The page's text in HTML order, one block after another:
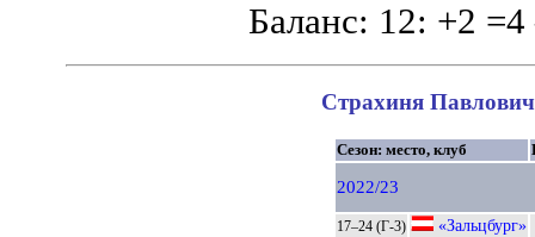
Баланс: 12: +2 =4
Страхиня
Сезон: место, клуб
2022/23
17–24 (Г-3) «Зальцбург»